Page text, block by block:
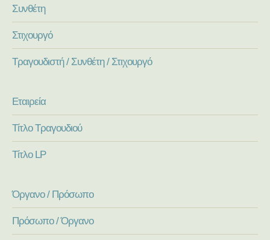
Συνθέτη
Στιχουργό
Τραγουδιστή / Συνθέτη / Στιχουργό
Εταιρεία
Τίτλο Τραγουδιού
Τίτλο LP
Όργανο / Πρόσωπο
Πρόσωπο / Όργανο